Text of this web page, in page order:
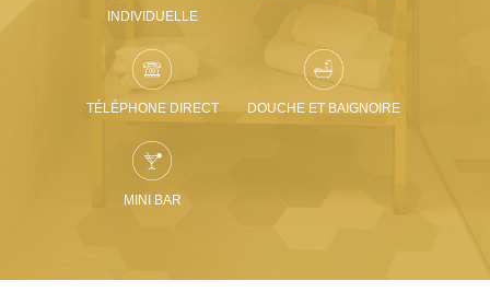
INDIVIDUELLE
TÉLÉPHONE DIRECT DOUCHE ET BAIGNOIRE
MINI BAR